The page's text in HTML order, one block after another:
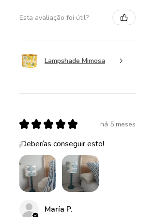
Esta avaliação foi útil?
Lampshade Mimosa
★ ★ ★ ★ ★ há 5 meses
¡Deberías conseguir esto!
María P.